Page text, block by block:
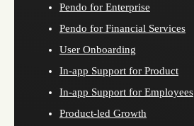
Pendo for Enterprise
Pendo for Financial Services
User Onboarding
In-app Support for Product
In-app Support for Employees
Product-led Growth